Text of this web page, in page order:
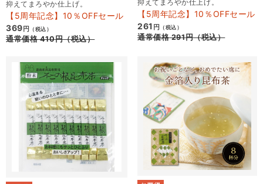
抑えてまろやか仕上げ。
【5周年記念】10％OFFセール
369 円 （税込）
通常価格410円（税込）
抑えてまろやか仕上げ。
【5周年記念】10％OFFセール
261 円 （税込）
通常価格291円（税込）